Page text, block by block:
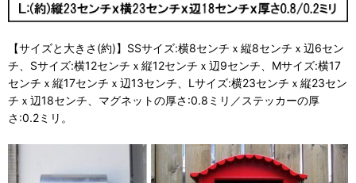
【サイズと大きさ(約)】SSサイズ:横8センチｘ縦8センチｘ辺6セン
チ、Sサイズ:横12センチｘ縦12センチｘ辺9センチ、Mサイズ:横17
センチｘ縦17センチｘ辺13センチ、Lサイズ:横23センチｘ縦23セン
チｘ辺18センチ、マグネットの厚さ:0.8ミリ／ステッカーの厚
さ:0.2ミリ。